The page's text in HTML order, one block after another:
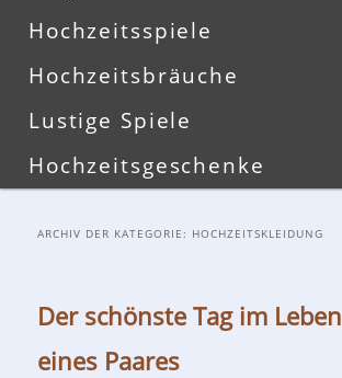
Hochzeitsspiele
Hochzeitsbräuche
Lustige Spiele
Hochzeitsgeschenke
ARCHIV DER KATEGORIE: HOCHZEITSKLEIDUNG
Der schönste Tag im Leben
eines Paares